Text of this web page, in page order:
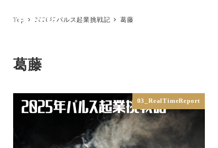
Top 2026年パルス起業挑戦記 葛藤
葛藤
03_RealTimeReport